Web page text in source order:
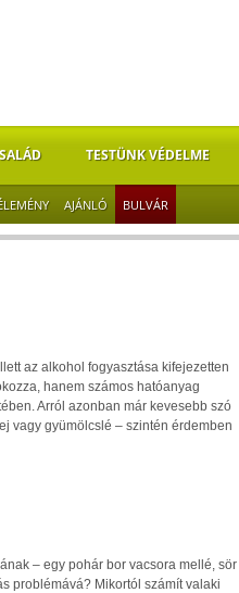
TESTÜNK VÉDELME
AJÁNLÓ BULVÁR
az alkohol fogyasztása kifejezetten
hanem számos hatóanyag
Arról azonban már kevesebb szó
vagy gyümölcslé – szintén érdemben
– egy pohár bor vacsora mellé, sör
problémává? Mikortól számít valaki